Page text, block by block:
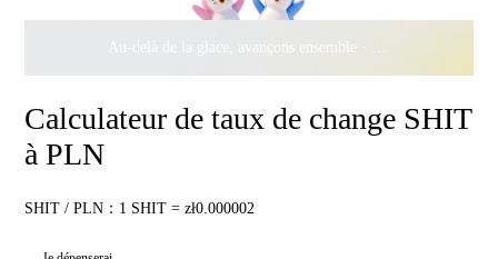
Au-delà de la glace, avançons ensemble ·
500 000 $
Calculateur de taux de change SHIT
à PLN
SHIT / PLN：1 SHIT = zł0.000002